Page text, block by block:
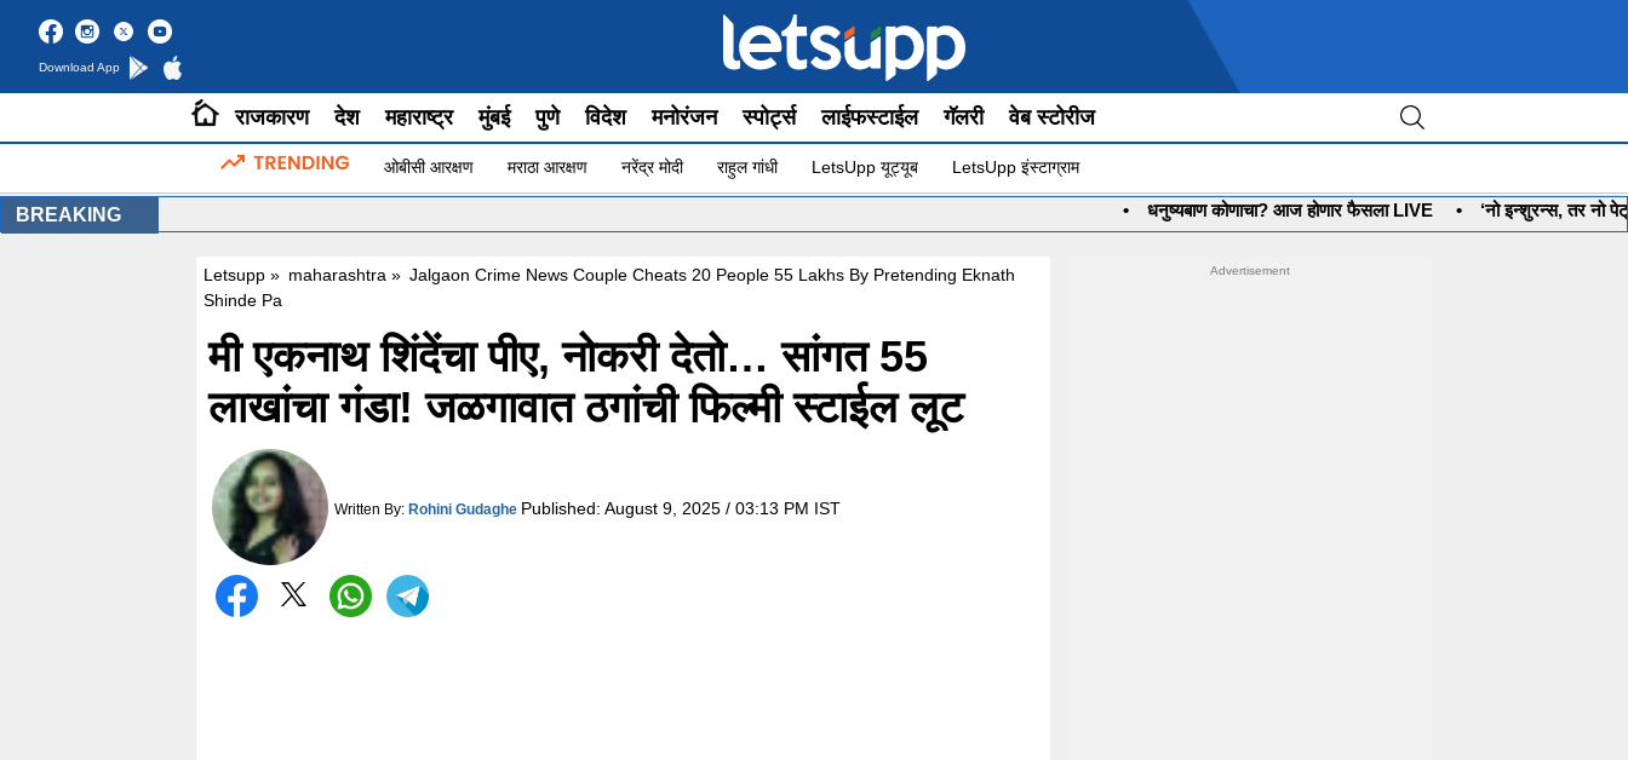
Download App
राजकारण देश महाराष्ट्र मुंबई पुणे विदेश मनोरंजन स्पोर्ट्स लाईफस्टाईल गॅलरी वेब स्टोरीज
ओबीसी आरक्षण मराठा आरक्षण नरेंद्र मोदी राहुल गांधी LetsUpp यूट्यूब LetsUpp इंस्टाग्राम
BREAKING धनुष्यबाण कोणाचा? आज होणार फैसला LIVE • ‘नो इन्शुरन्स, तर नो पेट्रोल’ पण,
Letsupp » maharashtra » Jalgaon Crime News Couple Cheats 20 People 55 Lakhs By Pretending Eknath
Shinde Pa
मी एकनाथ शिंदेंचा पीए, नोकरी देतो… सांगत 55
लाखांचा गंडा! जळगावात ठगांची फिल्मी स्टाईल लूट
Written By: Rohini Gudaghe Published: August 9, 2025 / 03:13 PM IST